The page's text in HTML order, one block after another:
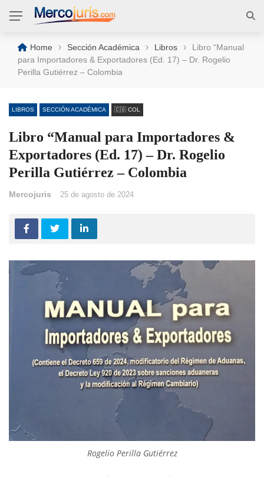
Home › Sección Académica › Libros ›
Libro “Manual
para Importadores & Exportadores (Ed. 17) – Dr. Rogelio
Perilla Gutiérrez – Colombia
LIBROS SECCIÓN ACADÉMICA 🇨🇴 COL
Libro “Manual para Importadores &
Exportadores (Ed. 17) – Dr. Rogelio
Perilla Gutiérrez – Colombia
Mercojuris 25 de agosto de 2024
Rogelio Perilla Gutiérrez